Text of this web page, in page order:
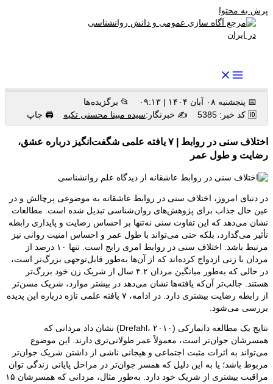
پرش به محتوا
📅 پنجشنبه ۰۸ آبان ۱۴۰۴ | ۰۹:۱۳
📂 برگزیده ها
🆔 کد خبر: 5385
✍️ خبرنگار:سیده مبینا محسنی تکیه 🖨 چاپ
اختلاف سنی در روابط | ۷ یافته علمی شگفت‌انگیز درباره عشق،
رضایت و طول عمر
در دنیای امروز، اختلاف سنی در روابط عاشقانه به موضوعی پرچالش و در
عین حال جذاب برای پژوهش‌های روان‌شناسی تبدیل شده است. مطالعات
نشان می‌دهد که این تفاوت سنی نه‌تنها بر احساس رضایت و پایداری رابطه
تأثیر می‌گذارد، بلکه حتی می‌تواند با طول عمر و احساس امنیت روانی نیز
مرتبط باشد. اختلاف سنی در روابط امری رایج است. تنها ۱۰ درصد از
مردان با زنی ازدواج کرده‌اند که از آن‌ها به‌طور قابل‌توجهی بزرگ‌تر است،
در حالی که به‌طور میانگین مردان ۴.۲ سال از شریک زن خود بزرگ‌تر
هستند. جالب‌تر آن‌که یافته‌ها نشان می‌دهد در بیشتر موارد، شریک مسن‌تر
از رابطه رضایت بیشتری دارد. در ادامه، ۷ یافته علمی تازه درباره این پدیده
بررسی می‌شود.
نتایج یک مطالعه دانمارکی (Drefahl، ۲۰۱۰) نشان داد مردانی که
همسرشان جوان‌تر است، معمولاً عمر طولانی‌تری دارند. این موضوع
می‌تواند به اثرات مثبت اجتماعی و هیجانی ناشی از داشتن شریک جوان‌تر
مربوط باشد؛ یا به این دلیل که همسر جوان‌تر در مراحل پایانی زندگی توان
مراقبت بیشتری از شریک خود دارد. به‌طور مثال، مردانی که همسرشان ۱۵